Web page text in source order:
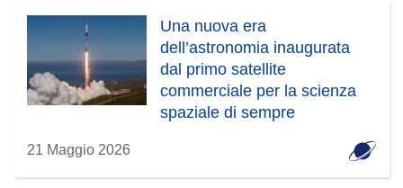
Una nuova era
dell’astronomia inaugurata
dal primo satellite
commerciale per la scienza
spaziale di sempre
21 Maggio 2026